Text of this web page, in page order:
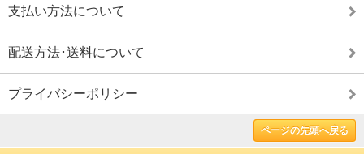
支払い方法について
配送方法･送料について
プライバシーポリシー
ページの先頭へ戻る